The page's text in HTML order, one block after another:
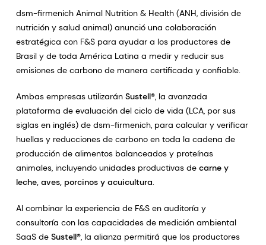
dsm-firmenich Animal Nutrition & Health (ANH, división de
nutrición y salud animal) anunció una colaboración
estratégica con F&S para ayudar a los productores de
Brasil y de toda América Latina a medir y reducir sus
emisiones de carbono de manera certificada y confiable.
Ambas empresas utilizarán Sustell®, la avanzada
plataforma de evaluación del ciclo de vida (LCA, por sus
siglas en inglés) de dsm-firmenich, para calcular y verificar
huellas y reducciones de carbono en toda la cadena de
producción de alimentos balanceados y proteínas
animales, incluyendo unidades productivas de carne y
leche, aves, porcinos y acuicultura.
Al combinar la experiencia de F&S en auditoría y
consultoría con las capacidades de medición ambiental
SaaS de Sustell®, la alianza permitirá que los productores